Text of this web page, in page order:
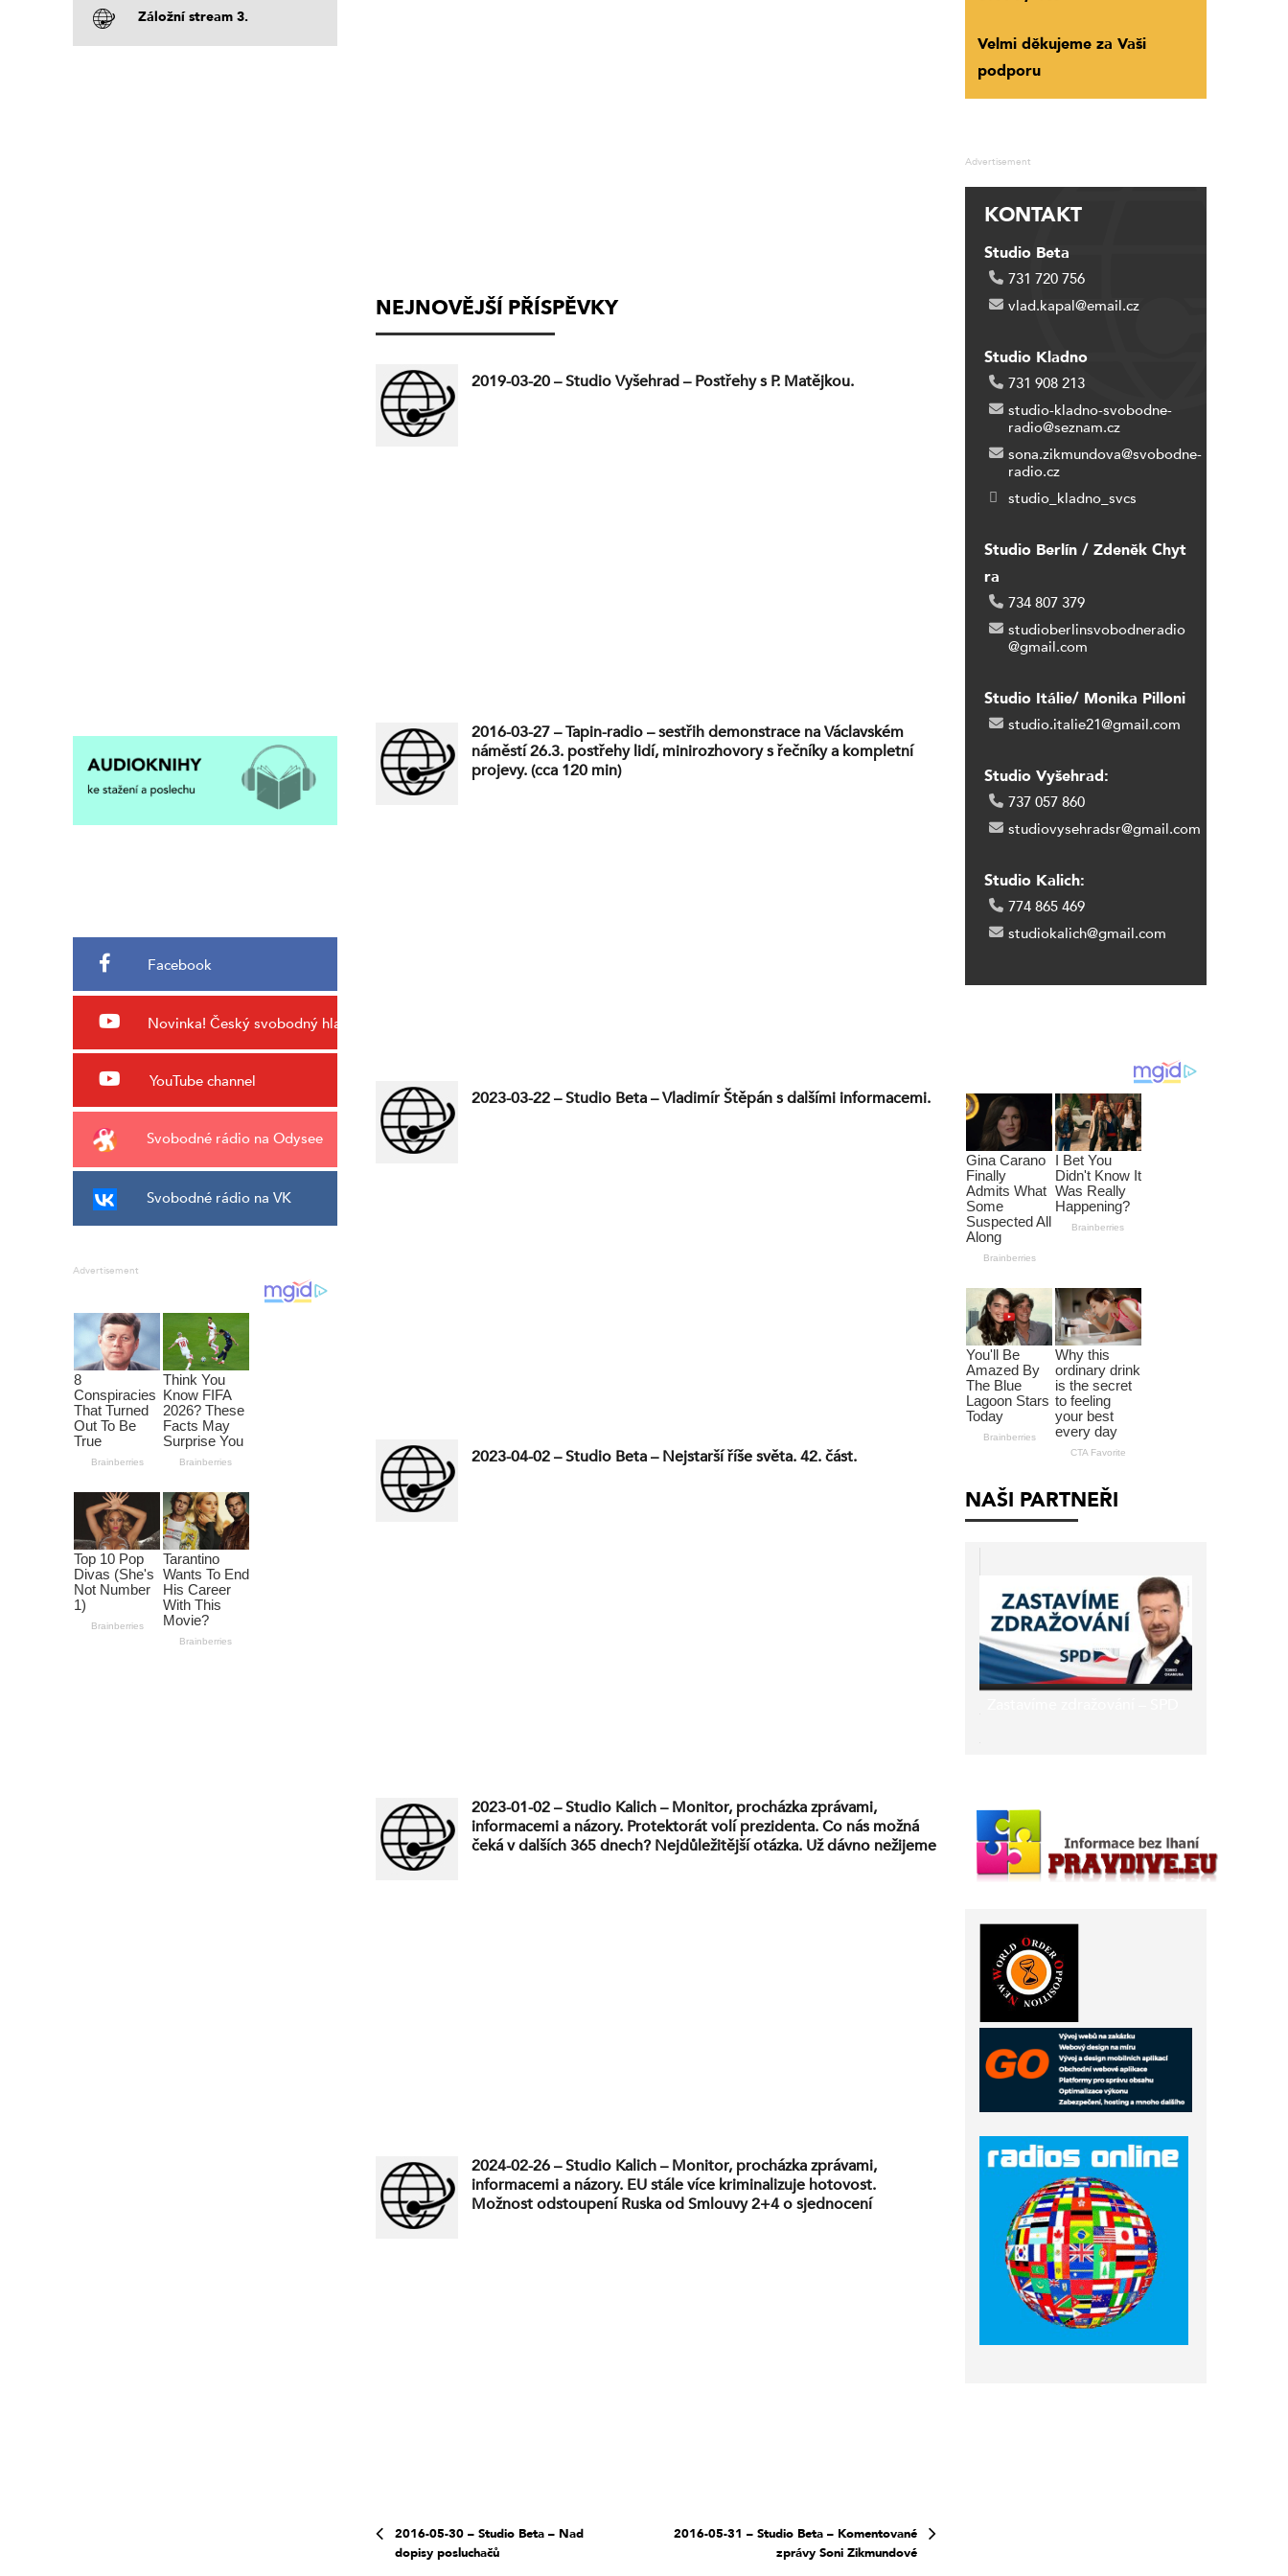
Záložní stream 3.
Facebook
Novinka! Český svobodný hlas
YouTube channel
Svobodné rádio na Odysee
Svobodné rádio na VK
Advertisement
NEJNOVĚJŠÍ PŘÍSPĚVKY
2019-03-20 – Studio Vyšehrad – Postřehy s P. Matějkou.
2016-03-27 – Tapin-radio – sestřih demonstrace na Václavském
náměstí 26.3. postřehy lidí, minirozhovory s řečníky a kompletní
projevy. (cca 120 min)
2023-03-22 – Studio Beta – Vladimír Štěpán s dalšími informacemi.
2023-04-02 – Studio Beta – Nejstarší říše světa. 42. část.
2023-01-02 – Studio Kalich – Monitor, procházka zprávami,
informacemi a názory. Protektorát volí prezidenta. Co nás možná
čeká v dalších 365 dnech? Nejdůležitější otázka. Už dávno nežijeme
2024-02-26 – Studio Kalich – Monitor, procházka zprávami,
informacemi a názory. EU stále více kriminalizuje hotovost.
Možnost odstoupení Ruska od Smlouvy 2+4 o sjednocení
2016-05-30 – Studio Beta – Nad
dopisy posluchačů
2016-05-31 – Studio Beta – Komentované
zprávy Soni Zikmundové
Velmi děkujeme za Vaši
podporu
Advertisement
KONTAKT
Studio Beta
731 720 756
vlad.kapal@email.cz
Studio Kladno
731 908 213
studio-kladno-svobodne-
radio@seznam.cz
sona.zikmundova@svobodne-
radio.cz
studio_kladno_svcs
Studio Berlín / Zdeněk Chyt
ra
734 807 379
studioberlinsvobodneradio
@gmail.com
Studio Itálie/ Monika Pilloni
studio.italie21@gmail.com
Studio Vyšehrad:
737 057 860
studiovysehradsr@gmail.com
Studio Kalich:
774 865 469
studiokalich@gmail.com
NAŠI PARTNEŘI